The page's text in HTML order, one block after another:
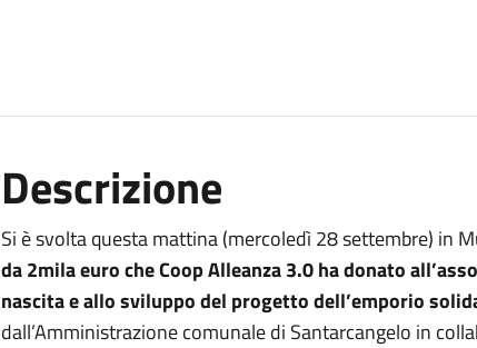
Descrizione
Si è svolta questa mattina (mercoledì 28 settembre) in
da 2mila euro che Coop Alleanza 3.0 ha donato
nascita e allo sviluppo del progetto dell’emporio
dall’Amministrazione comunale di Santarcangelo in